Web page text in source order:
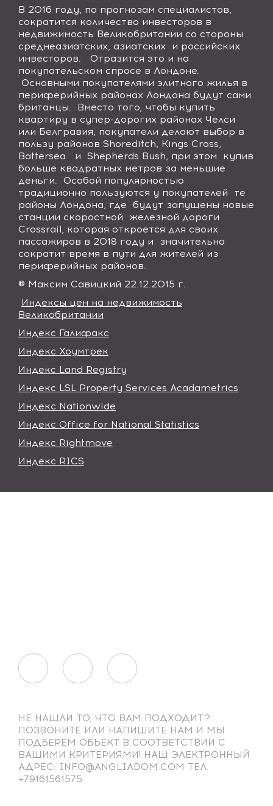
В 2016 году, по прогнозам специалистов,
сократится количество инвесторов в
недвижимость Великобритании со стороны
среднеазиатских, азиатских и российских
инвесторов.
Отразится это и на
покупательском спросе в Лондоне.
Основными покупателями элитного жилья в
периферийных районах Лондона будут сами
британцы.
Вместо того, чтобы купить
квартиру в супер-дорогих районах Челси
или Белгравия, покупатели делают выбор в
пользу районов Shoreditch, Kings Cross,
Battersea
и Shepherds Bush, при этом
купив
больше квадратных метров за меньшие
деньги. Особой популярностью
традиционно пользуются у покупателей
те
районы Лондона, где будут запущены новые
станции скоростной
железной дороги
Crossrail, которая откроется для своих
пассажиров в 2018 году и
значительно
сократит время в пути для жителей из
периферийных районов.
® Максим Савицкий 22.12.2015 г.
Индексы цен на недвижимость
Великобритании
Индекс Галифакс
Индекс Хоумтрек
Индекс Land Registry
Индекс LSL Property Services Acadametrics
Индекс Nationwide
Индекс Office for National Statistics
Индекс Rightmove
Индекс RICS
НЕ НАШЛИ ТО, ЧТО ВАМ ПОДХОДИТ?
ПОЗВОНИТЕ ИЛИ НАПИШИТЕ НАМ И МЫ
ПОДБЕРЕМ ОБЪЕКТ В СООТВЕТСТВИИ С
ВАШИМИ КРИТЕРИЯМИ! НАШ ЭЛЕКТРОННЫЙ
АДРЕС: INFO@ANGLIADOM.COM ТЕЛ.
+79161561575